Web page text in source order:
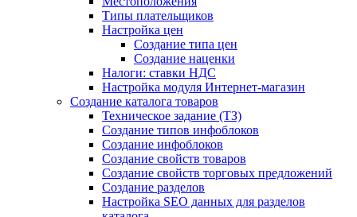
Типы плательщиков
Настройка цен
Создание типа цен
Создание наценки
Налоги: ставки НДС
Настройка модуля Интернет-магазин
Создание каталога товаров
Техническое задание (ТЗ)
Создание типов инфоблоков
Создание инфоблоков
Создание свойств товаров
Создание свойств торговых предложений
Создание разделов
Настройка SEO данных для разделов